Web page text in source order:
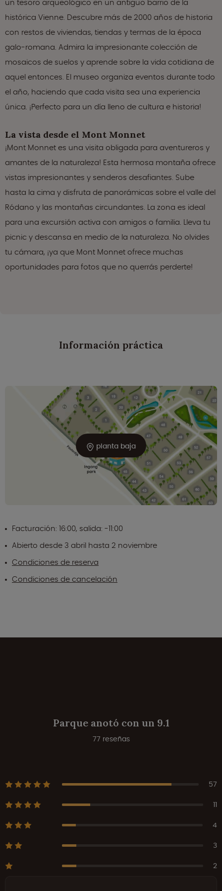
un tesoro arqueológico en un antiguo barrio de la
histórica Vienne. Descubre más de 2000 años de historia
con restos de viviendas, tiendas y termas de la época
galo-romana. Admira la impresionante colección de
mosaicos de suelos y aprende sobre la vida cotidiana de
aquel entonces. El museo organiza eventos durante todo
el año, haciendo que cada visita sea una experiencia
única. ¡Perfecto para un día lleno de cultura e historia!
La vista desde el Mont Monnet
¡Mont Monnet es una visita obligada para aventureros y
amantes de la naturaleza! Esta hermosa montaña ofrece
vistas impresionantes y senderos desafiantes. Sube
hasta la cima y disfruta de panorámicas sobre el valle del
Ródano y las montañas circundantes. La zona es ideal
para una excursión activa con amigos o familia. Lleva tu
picnic y descansa en medio de la naturaleza. No olvides
tu cámara, ¡ya que Mont Monnet ofrece muchas
oportunidades para fotos que no querrás perderte!
Información práctica
planta baja
Facturación: 16:00, salida: -11:00
Abierto desde 3 abril hasta 2 noviembre
Condiciones de reserva
Condiciones de cancelación
Parque anotó con un 9.1
77 reseñas
57
11
4
3
2